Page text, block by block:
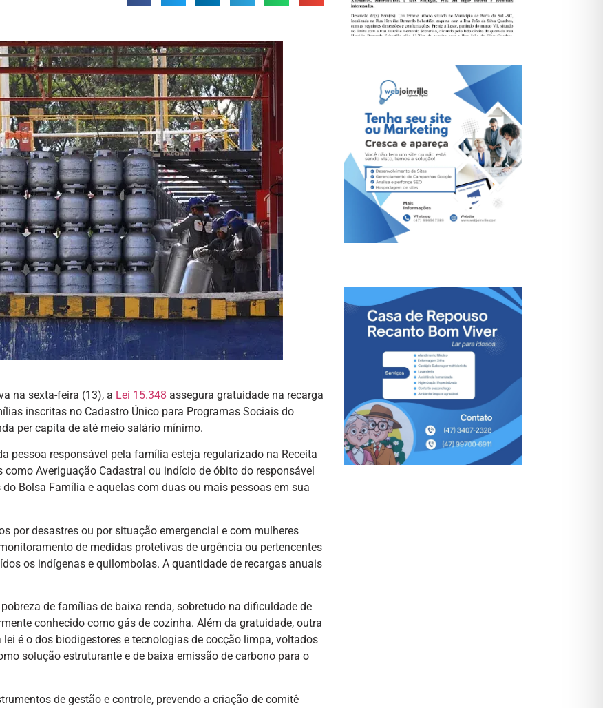
na sexta-feira (13), a Lei 15.348 assegura gratuidade na recarga
inscritas no Cadastro Único para Programas Sociais do
per capita de até meio salário mínimo.
pessoa responsável pela família esteja regularizado na Receita
Averiguação Cadastral ou indício de óbito do responsável
Bolsa Família e aquelas com duas ou mais pessoas em sua
por desastres ou por situação emergencial e com mulheres
de medidas protetivas de urgência ou pertencentes
os indígenas e quilombolas. A quantidade de recargas anuais
de famílias de baixa renda, sobretudo na dificuldade de
conhecido como gás de cozinha. Além da gratuidade, outra
é o dos biodigestores e tecnologias de cocção limpa, voltados
solução estruturante e de baixa emissão de carbono para o
de gestão e controle, prevendo a criação de comitê